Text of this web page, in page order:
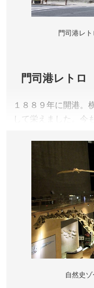
門司港レ
門司港レトロ
１８８９年に開港。
して栄えました。今
アクセス／JR門司港
所在地／福岡県北九
お問い合わせ／
自然史